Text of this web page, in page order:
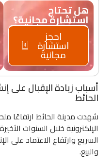
هل تحتاج
استشارة مجانية؟
احجز
استشارة
مجانية
أسباب زيادة الإقبال على
الحائط
شهدت مدينة الحائط ارتفاعًا
الإلكترونية خلال السنوات
السريع وارتفاع الاعتماد على
والبيع.